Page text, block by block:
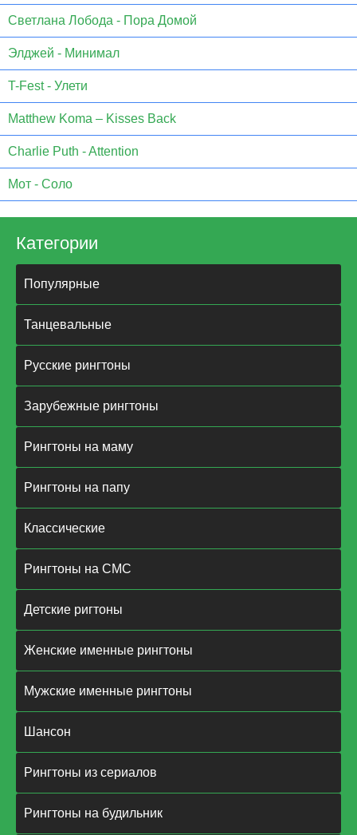
Светлана Лобода - Пора Домой
Элджей - Минимал
T-Fest - Улети
Matthew Koma – Kisses Back
Charlie Puth - Attention
Мот - Соло
Категории
Популярные
Танцевальные
Русские рингтоны
Зарубежные рингтоны
Рингтоны на маму
Рингтоны на папу
Классические
Рингтоны на СМС
Детские ригтоны
Женские именные рингтоны
Мужские именные рингтоны
Шансон
Рингтоны из сериалов
Рингтоны на будильник